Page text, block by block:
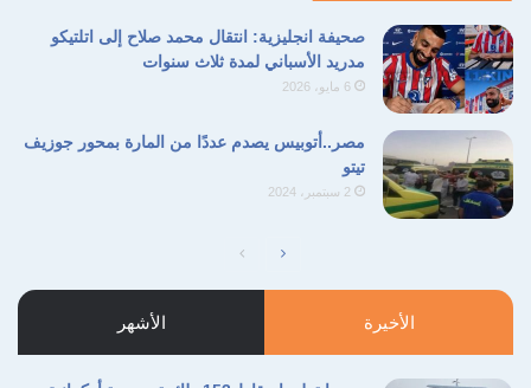
صحيفة انجليزية: انتقال محمد صلاح إلى اتلتيكو
مدريد الأسباني لمدة ثلاث سنوات
6 مايو، 2026
مصر..أتوبيس يصدم عددًا من المارة بمحور جوزيف
تيتو
2 سبتمبر، 2024
الصفحة
السابقة
الصفحة
التالية
الأخيرة الأشهر